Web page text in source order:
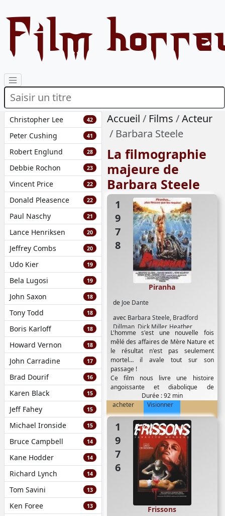
Film
Christopher Lee 42
Peter Cushing 41
Robert Englund 28
Debbie Rochon 23
Vincent Price 22
Donald Pleasence 22
Paul Naschy 21
Lance Henriksen 20
Jeffrey Combs 20
Udo Kier 19
Bela Lugosi 19
John Saxon 18
Tony Todd 18
Boris Karloff 18
Howard Vernon 18
John Carradine 17
Brad Dourif 16
Karen Black 15
Jeff Fahey 15
Michael Ironside 15
Bruce Campbell 14
Kane Hodder 14
Richard Lynch 14
Tom Savini 13
Ken Foree 13
Accueil Films
Acteur
Barbara Steele
La filmographie
majeure de
Barbara Steele
1978
de Joe Dante
avec Barbara Steele, Bradford
Dillman, Dick Miller, Heather
Menzies Keenan Wynn,Kevin
McCarthy,Paul Bartel
Piranha
L'homme s'est une nouvelle fois
mêlé des affaires de Mère Nature et
le résultat n'est pas seulement
mortel… il avale tout sur son
passage !
Ce film nous livre une histoire
angoissante et diabolique de
piranhas mutants...
Durée : 92 min
acheter
Visionner
1976
Frissons